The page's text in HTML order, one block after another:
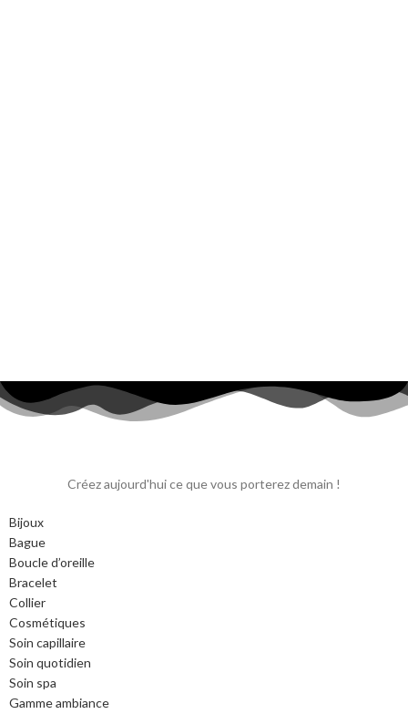
Créez aujourd'hui ce que vous porterez demain !
Bijoux
Bague
Boucle d’oreille
Bracelet
Collier
Cosmétiques
Soin capillaire
Soin quotidien
Soin spa
Gamme ambiance